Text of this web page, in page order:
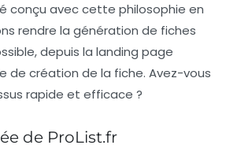
conçu avec cette philosophie en
rendre la génération de fiches
depuis la landing page
de création de la fiche. Avez-vous
rapide et efficace ?
de ProList.fr